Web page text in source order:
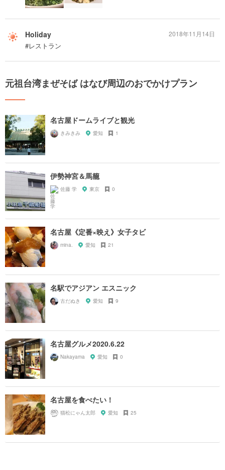
Holiday
#レストラン
2018年11月14日
元祖台湾まぜそば はなび周辺のおでかけプラン
名古屋ドームライブと観光
きみきみ 愛知 1
伊勢神宮＆馬籠
佐藤 学 東京 0
名古屋《定番×映え》女子タビ
mina. 愛知 21
名駅でアジアン エスニック
古だぬき 愛知 9
名古屋グルメ2020.6.22
Nakayama 愛知 0
名古屋を食べたい！
猫松にゃん太郎 愛知 25